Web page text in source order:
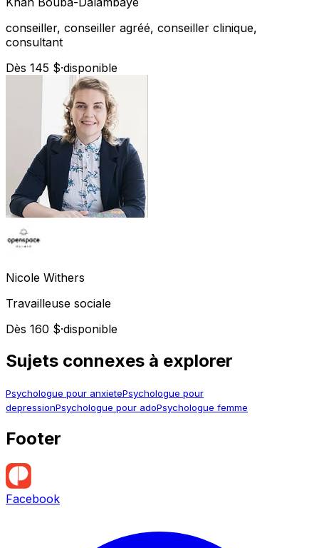
conseiller, conseiller agréé, conseiller clinique,
consultant
Dès 145 $·disponible
Nicole Withers
Travailleuse sociale
Dès 160 $·disponible
Sujets connexes à explorer
Psychologue pour anxietePsychologue pour
depressionPsychologue pour adoPsychologue femme
Footer
Facebook